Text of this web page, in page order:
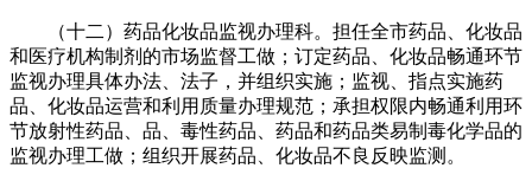
（十二）药品化妆品监视办理科。担任全市药品、化妆品
和医疗机构制剂的市场监督工做；订定药品、化妆品畅通环节
监视办理具体办法、法子，并组织实施；监视、指点实施药
品、化妆品运营和利用质量办理规范；承担权限内畅通利用环
节放射性药品、品、毒性药品、药品和药品类易制毒化学品的
监视办理工做；组织开展药品、化妆品不良反映监测。